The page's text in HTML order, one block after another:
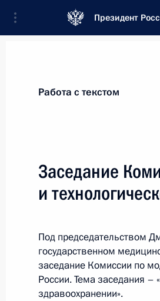
Президент
Новости
Президенты
Встреча с
Работа с текстом
Заседание
и
Под председательством
государственном
заседание Комиссии по
России. Тема заседания –
здравоохранении».